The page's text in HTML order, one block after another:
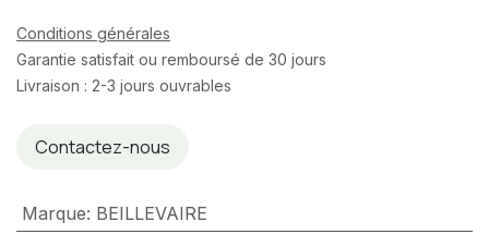
Conditions générales
Garantie satisfait ou remboursé de 30 jours
Livraison : 2-3 jours ouvrables
Contactez-nous
Marque: BEILLEVAIRE